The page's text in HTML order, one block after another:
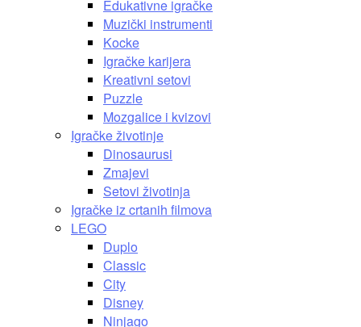
Edukativne igračke
Muzički instrumenti
Kocke
Igračke karijera
Kreativni setovi
Puzzle
Mozgalice i kvizovi
Igračke životinje
Dinosaurusi
Zmajevi
Setovi životinja
Igračke iz crtanih filmova
LEGO
Duplo
Classic
City
Disney
Ninjago